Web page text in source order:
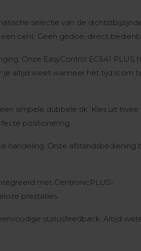
selectie van de
cent. Geen gedoe, direct
Onze EasyControl EC541 PLUS
altijd weet wanneer het tijd is om
simpele dubbele tik. Kies uit twee
positionering.
handeling. Onze afstandsbediening
met CentronicPLUS-
prestaties.
statusfeedback. Altijd